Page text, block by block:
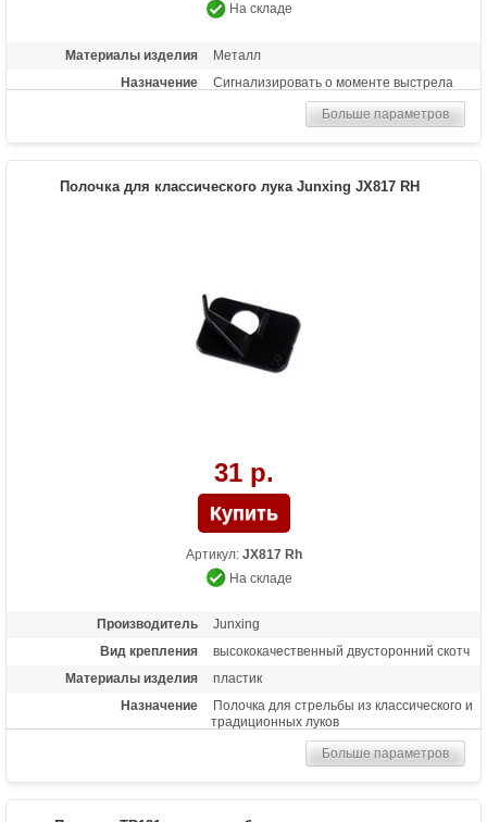
На складе
Материалы изделия
Металл
Назначение
Сигнализировать о моменте выстрела
Больше параметров
Полочка для классического лука Junxing JX817 RH
31 р.
Артикул: JX817 Rh
На складе
Производитель
Junxing
Вид крепления
высококачественный двусторонний скотч
Материалы изделия
пластик
Назначение
Полочка для стрельбы из классического и
традиционных луков
Больше параметров